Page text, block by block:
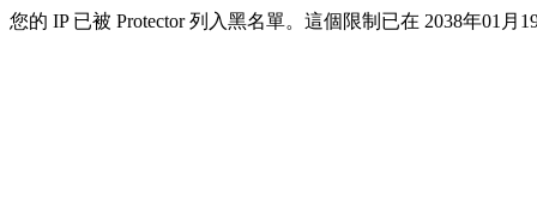
您的 IP 已被 Protector 列入黑名單。這個限制已在 2038年01月